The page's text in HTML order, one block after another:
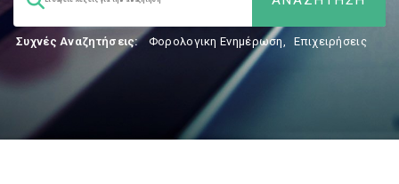
Συχνές Αναζητήσεις: Φορολογικη Ενημέρωση, Επιχειρήσεις